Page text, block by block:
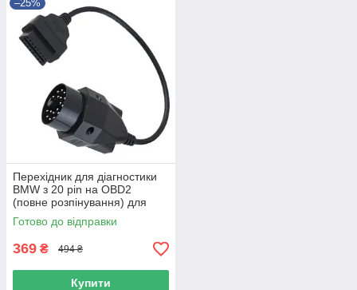
–25%
Перехідник для діагностики
BMW з 20 pin на OBD2
(повне розпінування) для
Delphi, autocom
Готово до відправки
369 ₴ 494 ₴
Купити